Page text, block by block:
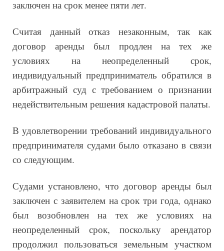
заключен на срок менее пяти лет.
Считая данный отказ незаконным, так как
договор аренды был продлен на тех же
условиях на неопределенный срок,
индивидуальный предприниматель обратился в
арбитражный суд с требованием о признании
недействительным решения кадастровой палаты.
В удовлетворении требований индивидуального
предпринимателя судами было отказано в связи
со следующим.
Судами установлено, что договор аренды был
заключен с заявителем на срок три года, однако
был возобновлен на тех же условиях на
неопределенный срок, поскольку арендатор
продолжил пользоваться земельным участком